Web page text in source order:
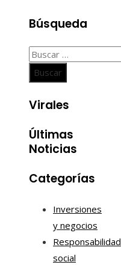
Búsqueda
Buscar:
Virales
Últimas
Noticias
Categorías
Inversiones
y negocios
Responsabilidad
social